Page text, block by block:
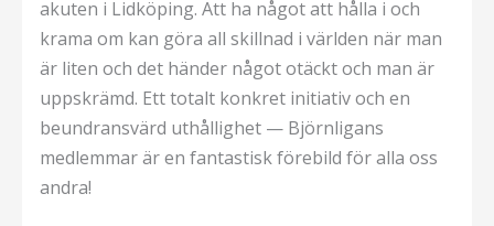
akuten i Lidköping. Att ha något att hålla i och
krama om kan göra all skillnad i världen när man
är liten och det händer något otäckt och man är
uppskrämd. Ett totalt konkret initiativ och en
beundransvärd uthållighet — Björnligans
medlemmar är en fantastisk förebild för alla oss
andra!